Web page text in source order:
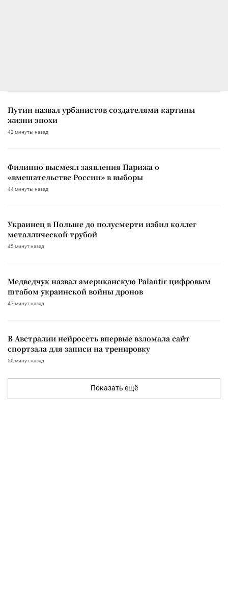
Путин назвал урбанистов создателями картины
жизни эпохи
42 минуты назад
Филиппо высмеял заявления Парижа о
«вмешательстве России» в выборы
44 минуты назад
Украинец в Польше до полусмерти избил коллег
металлической трубой
45 минут назад
Медведчук назвал американскую Palantir цифровым
штабом украинской войны дронов
47 минут назад
В Австралии нейросеть впервые взломала сайт
спортзала для записи на тренировку
50 минут назад
Показать ещё